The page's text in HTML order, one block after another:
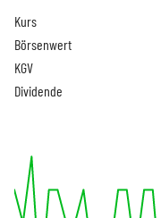
Kurs
Börsenwert
KGV
Dividende